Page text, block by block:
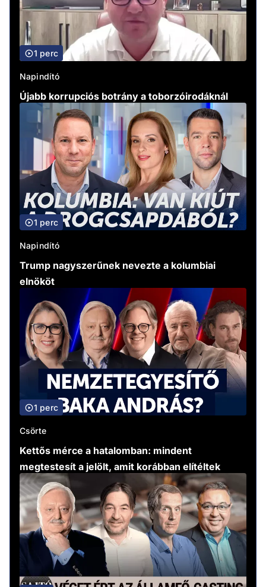
1 perc
Napindító
Újabb korrupciós botrány a toborzóirodáknál
1 perc
Napindító
Trump nagyszerűnek nevezte a kolumbiai
elnököt
1 perc
Csörte
Kettős mérce a hatalomban: mindent
megtestesít a jelölt, amit korábban elítéltek